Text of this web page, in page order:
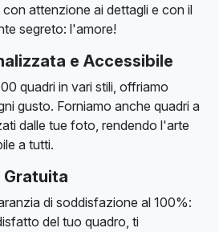
attenzione ai dettagli e con il
segreto: l'amore!
e Accessibile
quadri in vari stili, offriamo
gusto. Forniamo anche quadri a
dalle tue foto, rendendo l'arte
a tutti.
Gratuita
di soddisfazione al 100%:
del tuo quadro, ti